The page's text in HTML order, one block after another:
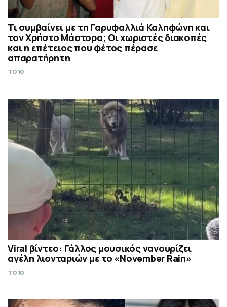
Τι συμβαίνει με τη Γαρυφαλλιά Καληφώνη και
τον Χρήστο Μάστορα; Οι χωριστές διακοπές
και η επέτειος που φέτος πέρασε
απαρατήρητη
TO10
Viral βίντεο: Γάλλος μουσικός νανουρίζει
αγέλη λιονταριών με το «November Rain»
TO10